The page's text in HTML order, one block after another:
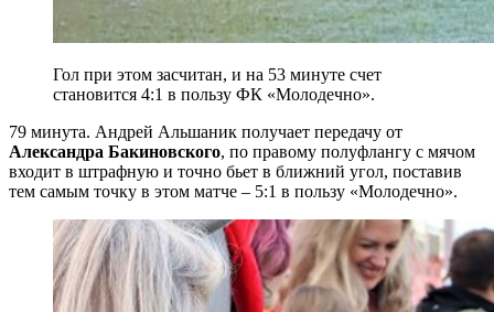
Гол при этом засчитан, и на 53 минуте счет
становится 4:1 в пользу ФК «Молодечно».
79 минута. Андрей Альшаник получает передачу от
Александра Бакиновского, по правому полуфлангу с мячом
входит в штрафную и точно бьет в ближний угол, поставив
тем самым точку в этом матче – 5:1 в пользу «Молодечно».